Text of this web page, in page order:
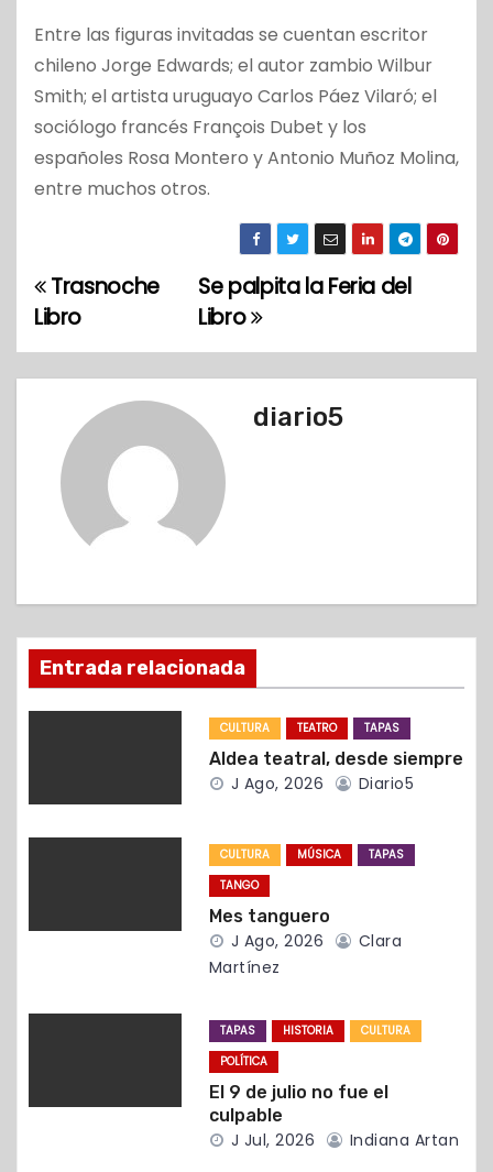
Entre las figuras invitadas se cuentan escritor
chileno Jorge Edwards; el autor zambio Wilbur
Smith; el artista uruguayo Carlos Páez Vilaró; el
sociólogo francés François Dubet y los
españoles Rosa Montero y Antonio Muñoz Molina,
entre muchos otros.
N
a
v
i
ó
n
e
e
t
Se palpita la Feria del
Libro
Trasnoche
Libro
diario5
Entrada relacionada
CULTURA TEATRO TAPAS
Aldea teatral, desde siempre
J Ago, 2026 Diario5
CULTURA MÚSICA
TAPAS
TANGO
Mes tanguero
J Ago, 2026
Clara
Martínez
TAPAS HISTORIA
CULTURA
POLÍTICA
El 9 de julio no fue el
culpable
J Jul, 2026 Indiana Artan